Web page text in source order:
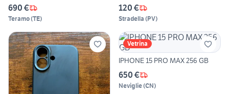
690 €
Teramo(TE)
120 €
Stradella (PV)
Vetrina
IPHONE 15 PRO MAX 256 GB
650 €
Neviglie(CN)